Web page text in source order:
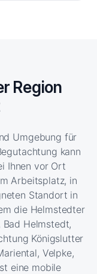
Region
Umgebung für
kann
Ihnen vor Ort
Arbeitsplatz, in
Standort in
die Helmstedter
Bad Helmstedt,
Königslutter
Velpke,
eine mobile